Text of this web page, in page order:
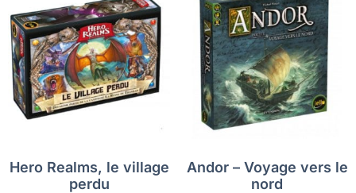
Hero Realms, le village
perdu
Andor – Voyage vers le
nord